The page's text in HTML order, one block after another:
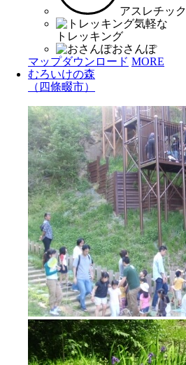
アスレチック
気軽な
トレッキング
おさんぽ
マップダウンロード MORE
むろいけの森
（四條畷市）